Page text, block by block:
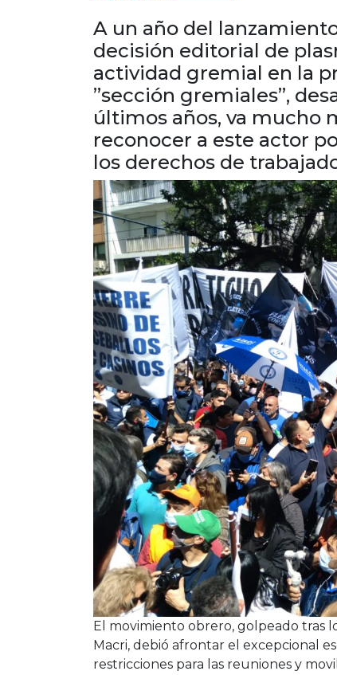
A un año del
decisión editorial de
actividad gremial en la
”sección gremiales”,
últimos años, va mucho
reconocer a este actor
los derechos de
El movimiento obrero, golpeado tras
Macri, debió afrontar el excepcional
restricciones para las reuniones y